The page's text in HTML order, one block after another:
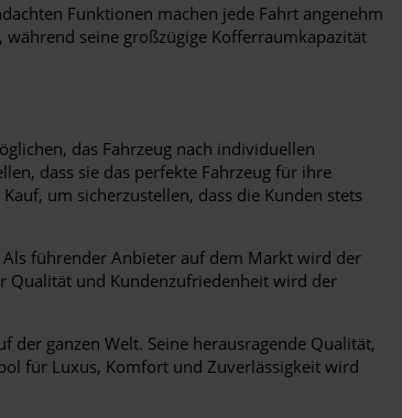
Funktionen machen jede Fahrt angenehm
seine großzügige Kofferraumkapazität
das Fahrzeug nach individuellen
dass sie das perfekte Fahrzeug für ihre
um sicherzustellen, dass die Kunden stets
führender Anbieter auf dem Markt wird der
Qualität und Kundenzufriedenheit wird der
der ganzen Welt. Seine herausragende Qualität,
für Luxus, Komfort und Zuverlässigkeit wird